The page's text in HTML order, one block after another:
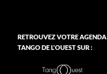
RETROUVEZ VOTRE AGENDA
TANGO DE L’OUEST SUR :